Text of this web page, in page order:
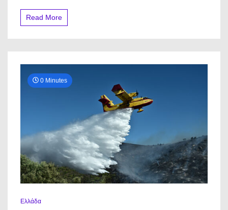
Read More
0 Minutes
Ελλάδα